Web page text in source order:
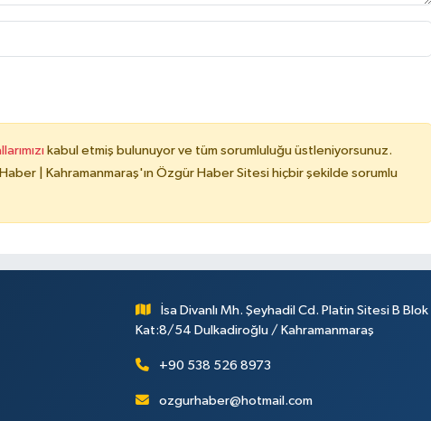
kabul etmiş bulunuyor ve tüm sorumluluğu üstleniyorsunuz.
| Kahramanmaraş'ın Özgür Haber Sitesi hiçbir şekilde sorumlu
İsa Divanlı Mh. Şeyhadil Cd. Platin Sitesi B Blok
Kat:8/54 Dulkadiroğlu / Kahramanmaraş
+90 538 526 8973
ozgurhaber@hotmail.com